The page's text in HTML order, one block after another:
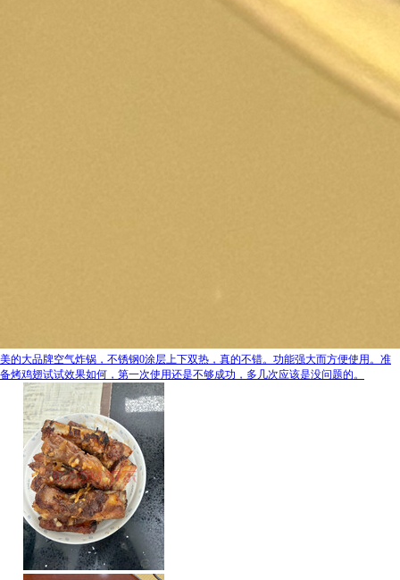
美的大品牌空气炸锅，不锈钢0涂层上下双热，真的不错。功能强大而方便使用。准
备烤鸡翅试试效果如何，第一次使用还是不够成功，多几次应该是没问题的。